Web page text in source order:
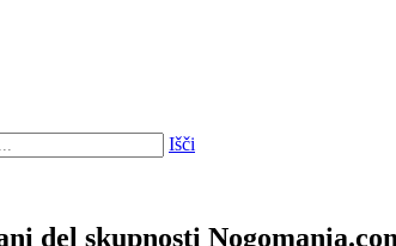
Išči
del skupnosti